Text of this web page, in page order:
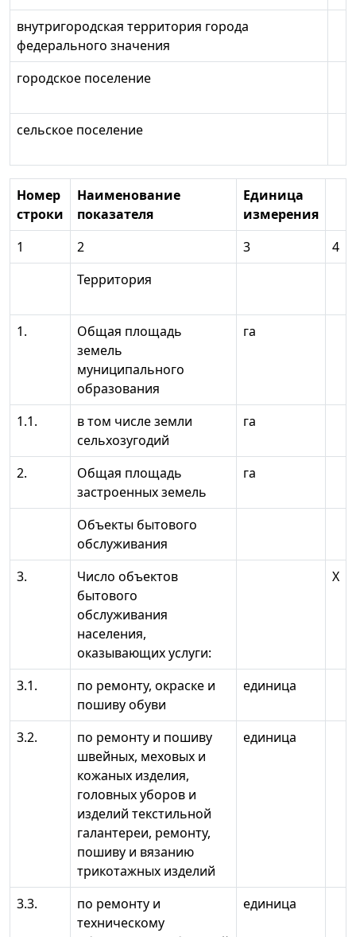
внутригородская территория города
федерального значения
городское поселение
сельское поселение
Номер
строки
Наименование
показателя
Единица
измерения
1
2 3
4
Территория
1.
Общая площадь
земель
муниципального
образования
га
1.1.
в том числе земли
сельхозугодий
га
2.
Общая площадь
застроенных земель
га
Объекты бытового
обслуживания
3.
Число объектов
бытового
обслуживания
населения,
оказывающих услуги:
X
3.1.
по ремонту, окраске и
пошиву обуви
единица
3.2.
по ремонту и пошиву
швейных, меховых и
кожаных изделия,
головных уборов и
изделий текстильной
галантереи, ремонту,
пошиву и вязанию
трикотажных изделий
единица
3.3.
по ремонту и
техническому
единица